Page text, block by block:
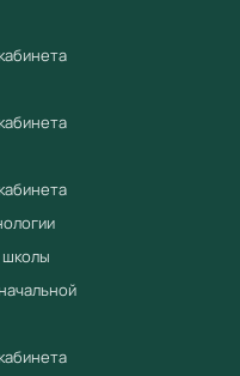
школы